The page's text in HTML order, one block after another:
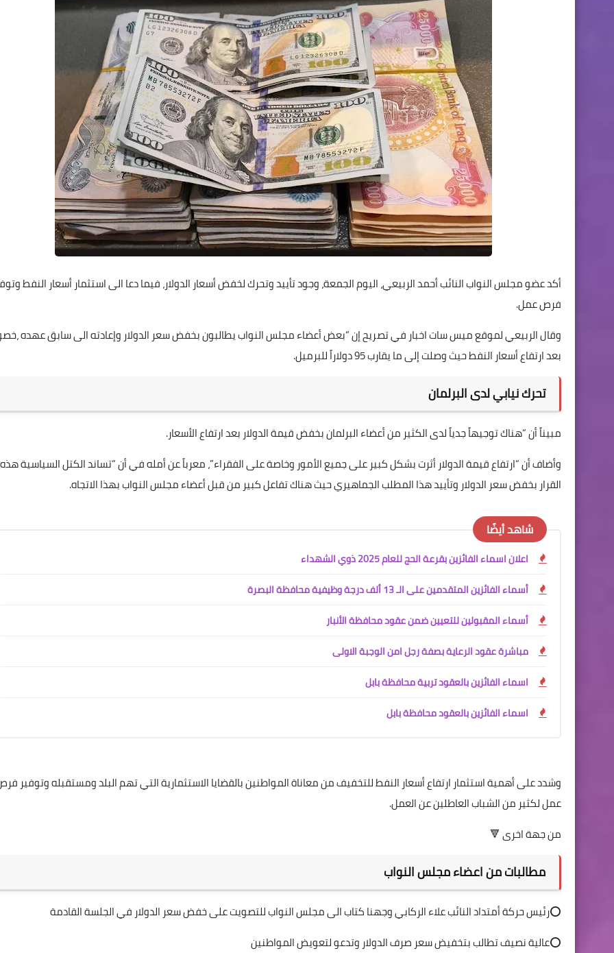
أكد عضو مجلس النواب النائب أحمد الربيعي، اليوم الجمعة، وجود تأييد وتحرك لخفض أسعار الدولار، فيما دعا الى استثمار أسعار النفط
فرص عمل.
وقال الربيعي لموقع ميس سات اخبار في تصريح إن “بعض أعضاء مجلس النواب يطالبون بخفض سعر الدولار وإعادته الى سابق عهده
بعد ارتفاع أسعار النفط حيث وصلت إلى ما يقارب 95 دولاراً للبرميل.
تحرك نيابي لدى البرلمان
مبيناً أن “هناك توجيهاً جدياً لدى الكثير من أعضاء البرلمان بخفض قيمة الدولار بعد ارتفاع الأسعار.
وأضاف أن “ارتفاع قيمة الدولار أثرت بشكل كبير على جميع الأمور وخاصة على الفقراء”، معرباً عن أمله في أن “تساند الكتل السياسية هذه
القرار بخفض سعر الدولار وتأييد هذا المطلب الجماهيري حيث هناك تفاعل كبير من قبل أعضاء مجلس النواب بهذا الاتجاه.
شاهد أيضًا
اعلان اسماء الفائزين بقرعة الحج للعام 2025 ذوي الشهداء
أسماء الفائزين المتقدمين على الـ 13 ألف درجة وظيفية محافظة البصرة
أسماء المقبولين للتعيين ضمن عقود محافظة الأنبار
مباشرة عقود الرعاية بصفة رجل امن الوجبة الاولى
اسماء الفائزين بالعقود تربية محافظة بابل
اسماء الفائزين بالعقود محافظة بابل
وشدد على أهمية استثمار ارتفاع أسعار النفط للتخفيف من معاناة المواطنين بالقضايا الاستثمارية التي تهم البلد ومستقبله وتوفير
عمل لكثير من الشباب العاطلين عن العمل.
من جهة اخرى 🔻
مطالبات من اعضاء مجلس النواب
⭕️رئيس حركة أمتداد النائب علاء الركابي وجهنا كتاب الى مجلس النواب للتصويت على خفض سعر الدولار في الجلسة القادمة
⭕️عالية نصيف تطالب بتخفيض سعر صرف الدولار وتدعو لتعويض المواطنين
علي المالكي
27 سبتمبر 2020
علي المالكي
27 سبتمبر 2020
علي المالكي
علي المالكي
25 سبتمبر 2020
علي المالكي
10 أكتوبر 2020